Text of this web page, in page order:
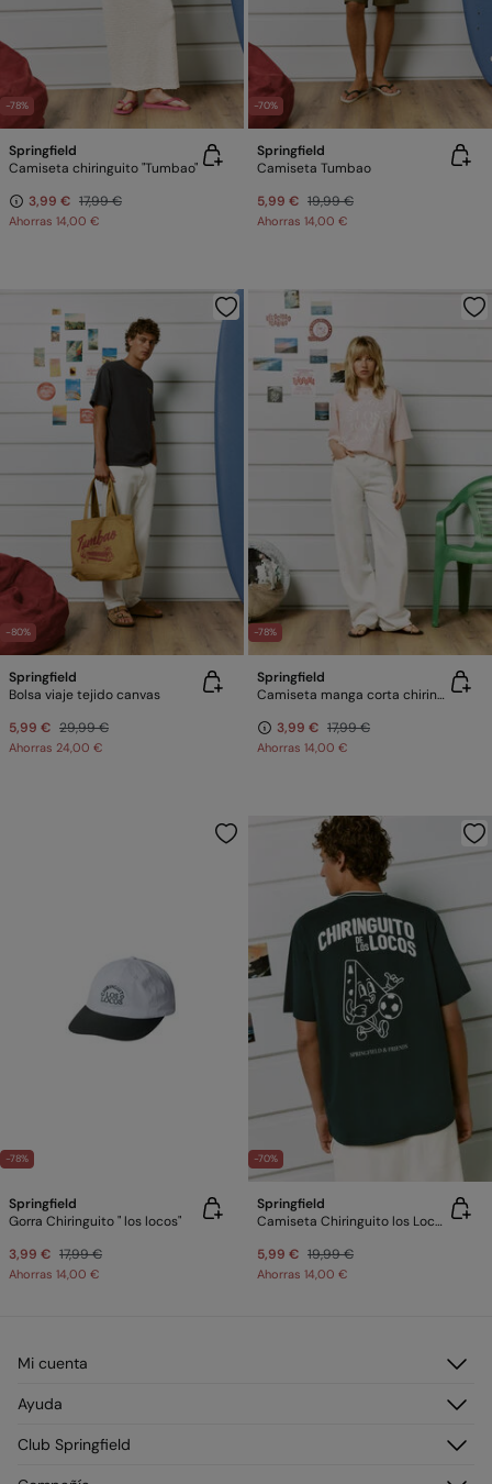
-78%
Springfield
Camiseta chiringuito "Tumbao"
3,99 € 17,99 €
Ahorras 14,00 €
-70%
Springfield
Camiseta Tumbao
5,99 € 19,99 €
Ahorras 14,00 €
-80%
Springfield
Bolsa viaje tejido canvas
5,99 € 29,99 €
Ahorras 24,00 €
-78%
Springfield
Camiseta manga corta chiringuito " Los locos"
3,99 € 17,99 €
Ahorras 14,00 €
-78%
Springfield
Gorra Chiringuito " los locos"
3,99 € 17,99 €
Ahorras 14,00 €
-70%
Springfield
Camiseta Chiringuito los Locos
5,99 € 19,99 €
Ahorras 14,00 €
Mi cuenta
Registrarme
Direcciones de envío
Ayuda
Preguntas frecuentes
Club Springfield